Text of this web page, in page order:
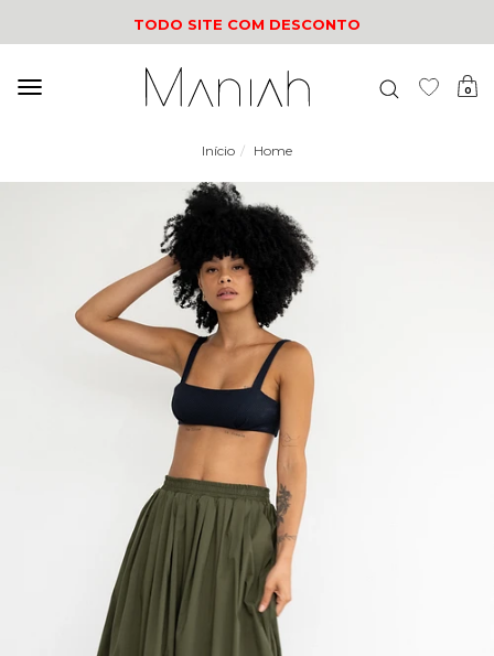
TODO SITE COM DESCONTO
0
Início Home